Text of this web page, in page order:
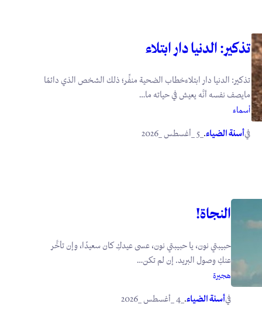
تذكير: الدنيا دار ابتلاء
تذكير: الدنيا دار ابتلاءخطاب الضحية منفِّر؛ ذلك الشخص الذي دائمًا
مايصف نفسه أنَّه يعيش في حياته ما…
أسماء
فيأسنة الضياء.
النجاة!
حبيبتي نون، يا حبيبتي نون، عسى عيدكِ كان سعيدًا، وإن تأخَّر
عنكِ وصول البريد. إن لم تكن…
هجيرة
فيأسنة الضياء.